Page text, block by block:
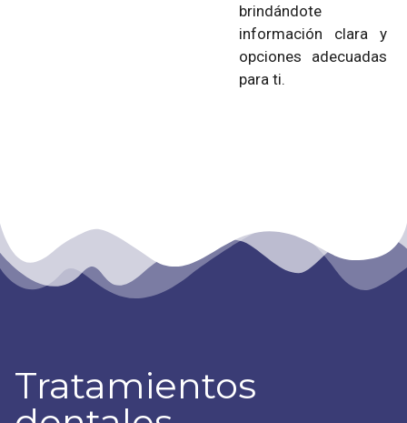
brindándote
información clara y
opciones adecuadas
para ti.
Tratamientos